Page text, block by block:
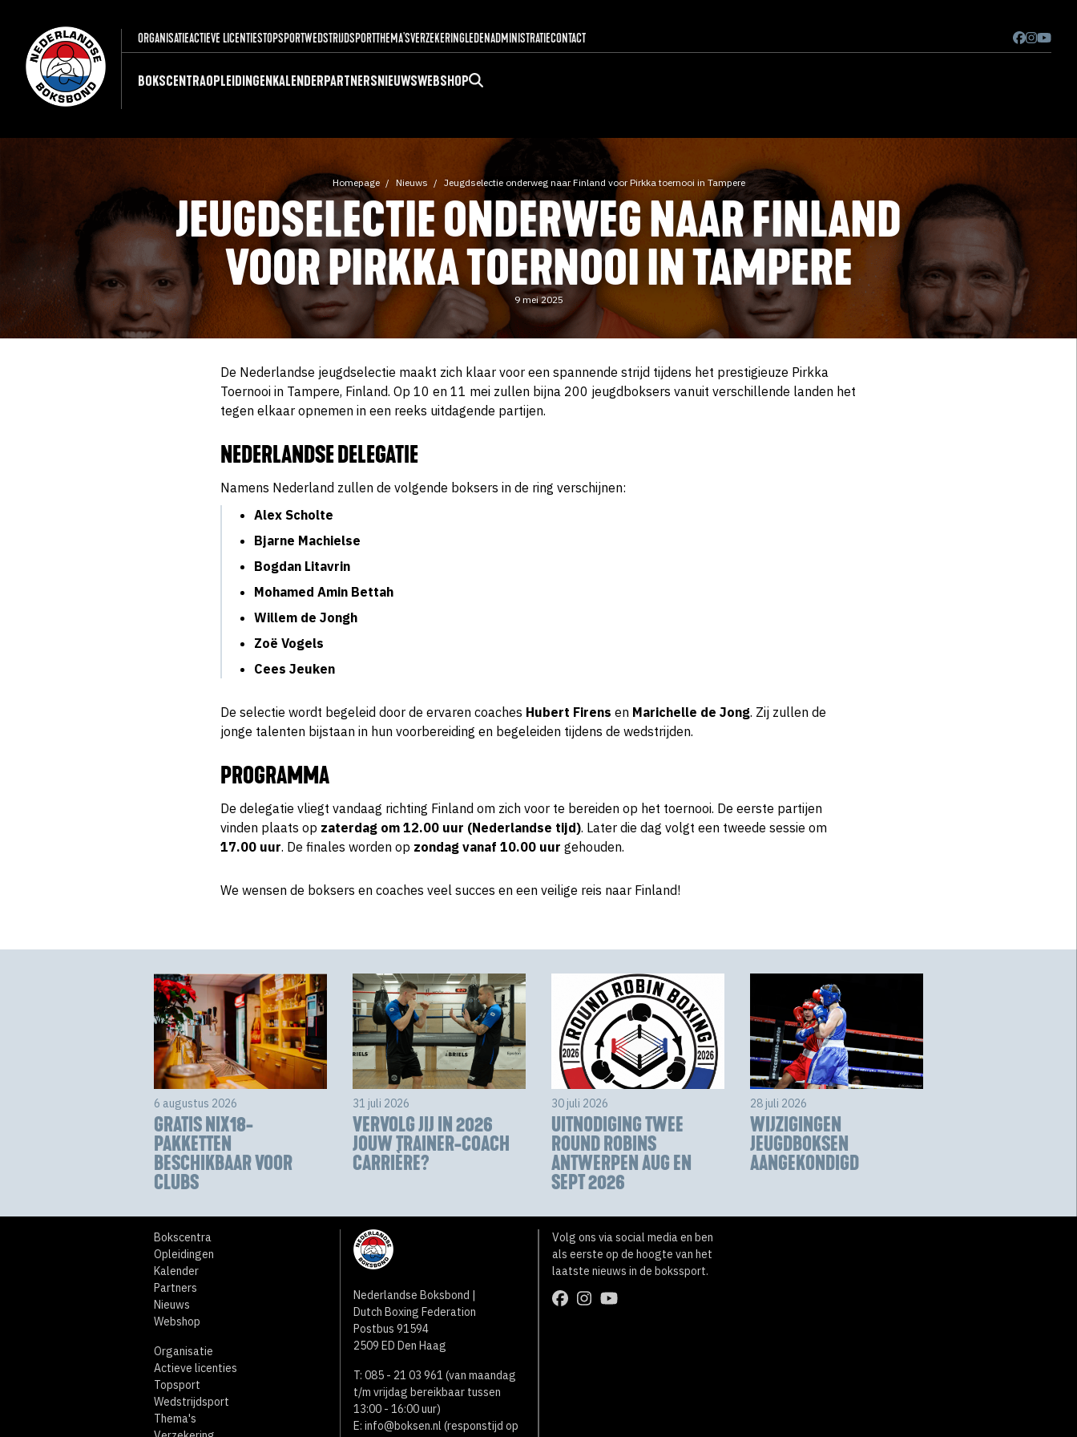
ORGANISATIEACTIEVE LICENTIESTOPSPORTWEDSTRIJDSPORTTHEMA'SVERZEKERINGLEDENADMINISTRATIECONTACT
BOKSCENTRAOPLEIDINGENKALENDERPARTNERSNIEUWSWEBSHOP
Homepage Nieuws Jeugdselectie onderweg naar Finland voor Pirkka toernooi in Tampere
JEUGDSELECTIE ONDERWEG NAAR FINLAND
VOOR PIRKKA TOERNOOI IN TAMPERE
9 mei 2025
De Nederlandse jeugdselectie maakt zich klaar voor een spannende strijd tijdens het prestigieuze Pirkka
Toernooi in Tampere, Finland. Op 10 en 11 mei zullen bijna 200 jeugdboksers vanuit verschillende landen het
tegen elkaar opnemen in een reeks uitdagende partijen.
NEDERLANDSE DELEGATIE
Namens Nederland zullen de volgende boksers in de ring verschijnen:
Alex Scholte
Bjarne Machielse
Bogdan Litavrin
Mohamed Amin Bettah
Willem de Jongh
Zoë Vogels
Cees Jeuken
De selectie wordt begeleid door de ervaren coaches Hubert Firens en Marichelle de Jong. Zij zullen de
jonge talenten bijstaan in hun voorbereiding en begeleiden tijdens de wedstrijden.
PROGRAMMA
De delegatie vliegt vandaag richting Finland om zich voor te bereiden op het toernooi. De eerste partijen
vinden plaats op zaterdag om 12.00 uur (Nederlandse tijd). Later die dag volgt een tweede sessie om
17.00 uur. De finales worden op zondag vanaf 10.00 uur gehouden.
We wensen de boksers en coaches veel succes en een veilige reis naar Finland!
6 augustus 2026
GRATIS NIX18-
PAKKETTEN
BESCHIKBAAR VOOR
CLUBS
31 juli 2026
VERVOLG JIJ IN 2026
JOUW TRAINER-COACH
CARRIÈRE?
30 juli 2026
UITNODIGING TWEE
ROUND ROBINS
ANTWERPEN AUG EN
SEPT 2026
28 juli 2026
WIJZIGINGEN
JEUGDBOKSEN
AANGEKONDIGD
Bokscentra
Opleidingen
Kalender
Partners
Nieuws
Webshop
Organisatie
Actieve licenties
Topsport
Wedstrijdsport
Thema's
Nederlandse Boksbond |
Dutch Boxing Federation
Postbus 91594
2509 ED Den Haag
T: 085 - 21 03 961 (van maandag
t/m vrijdag bereikbaar tussen
13:00 - 16:00 uur)
E: info@boksen.nl (responstijd op
Volg ons via social media en ben
als eerste op de hoogte van het
laatste nieuws in de bokssport.